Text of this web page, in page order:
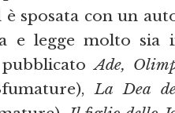
è sposata con un
e legge molto
pubblicatoAde,
La Dea